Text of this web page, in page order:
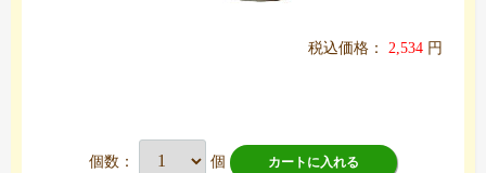
税込価格： 2,534 円
個数： 個 カートに入れる